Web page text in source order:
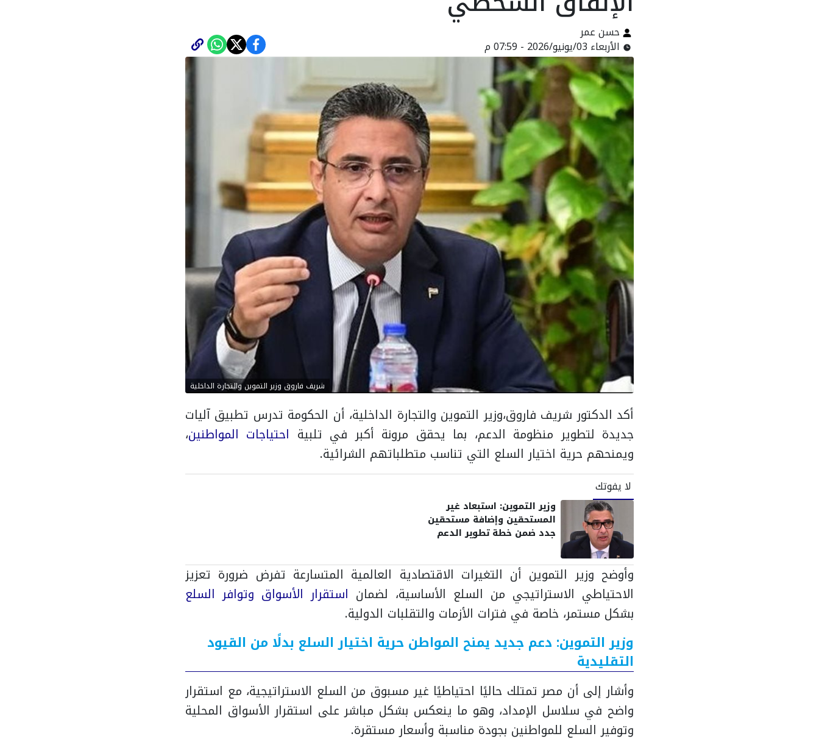
حسن عمر
الأربعاء 03/يونيو/2026 - 07:59 م
شريف فاروق وزير التموين والتجارة الداخلية
أكد الدكتور شريف فاروق،وزير التموين والتجارة الداخلية، أن الحكومة تدرس تطبيق آليات
جديدة لتطوير منظومة الدعم، بما يحقق مرونة أكبر في تلبية احتياجات المواطنين،
ويمنحهم حرية اختيار السلع التي تناسب متطلباتهم الشرائية.
لا يفوتك
وزير التموين: استبعاد غير
المستحقين وإضافة مستحقين
جدد ضمن خطة تطوير الدعم
وأوضح وزير التموين أن التغيرات الاقتصادية العالمية المتسارعة تفرض ضرورة تعزيز
الاحتياطي الاستراتيجي من السلع الأساسية، لضمان استقرار الأسواق وتوافر السلع
بشكل مستمر، خاصة في فترات الأزمات والتقلبات الدولية.
وزير التموين: دعم جديد يمنح المواطن حرية اختيار السلع بدلًا من القيود
التقليدية
وأشار إلى أن مصر تمتلك حاليًا احتياطيًا غير مسبوق من السلع الاستراتيجية، مع استقرار
واضح في سلاسل الإمداد، وهو ما ينعكس بشكل مباشر على استقرار الأسواق المحلية
وتوفير السلع للمواطنين بجودة مناسبة وأسعار مستقرة.